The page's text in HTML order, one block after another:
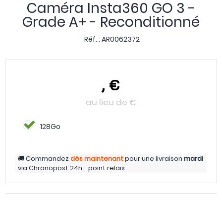
Caméra Insta360 GO 3 -
Grade A+ - Reconditionné
Réf. : AR0062372
, €
au lieu de €
128Go
Commandezdès maintenantpour une livraison mardi
via Chronopost 24h - point relais